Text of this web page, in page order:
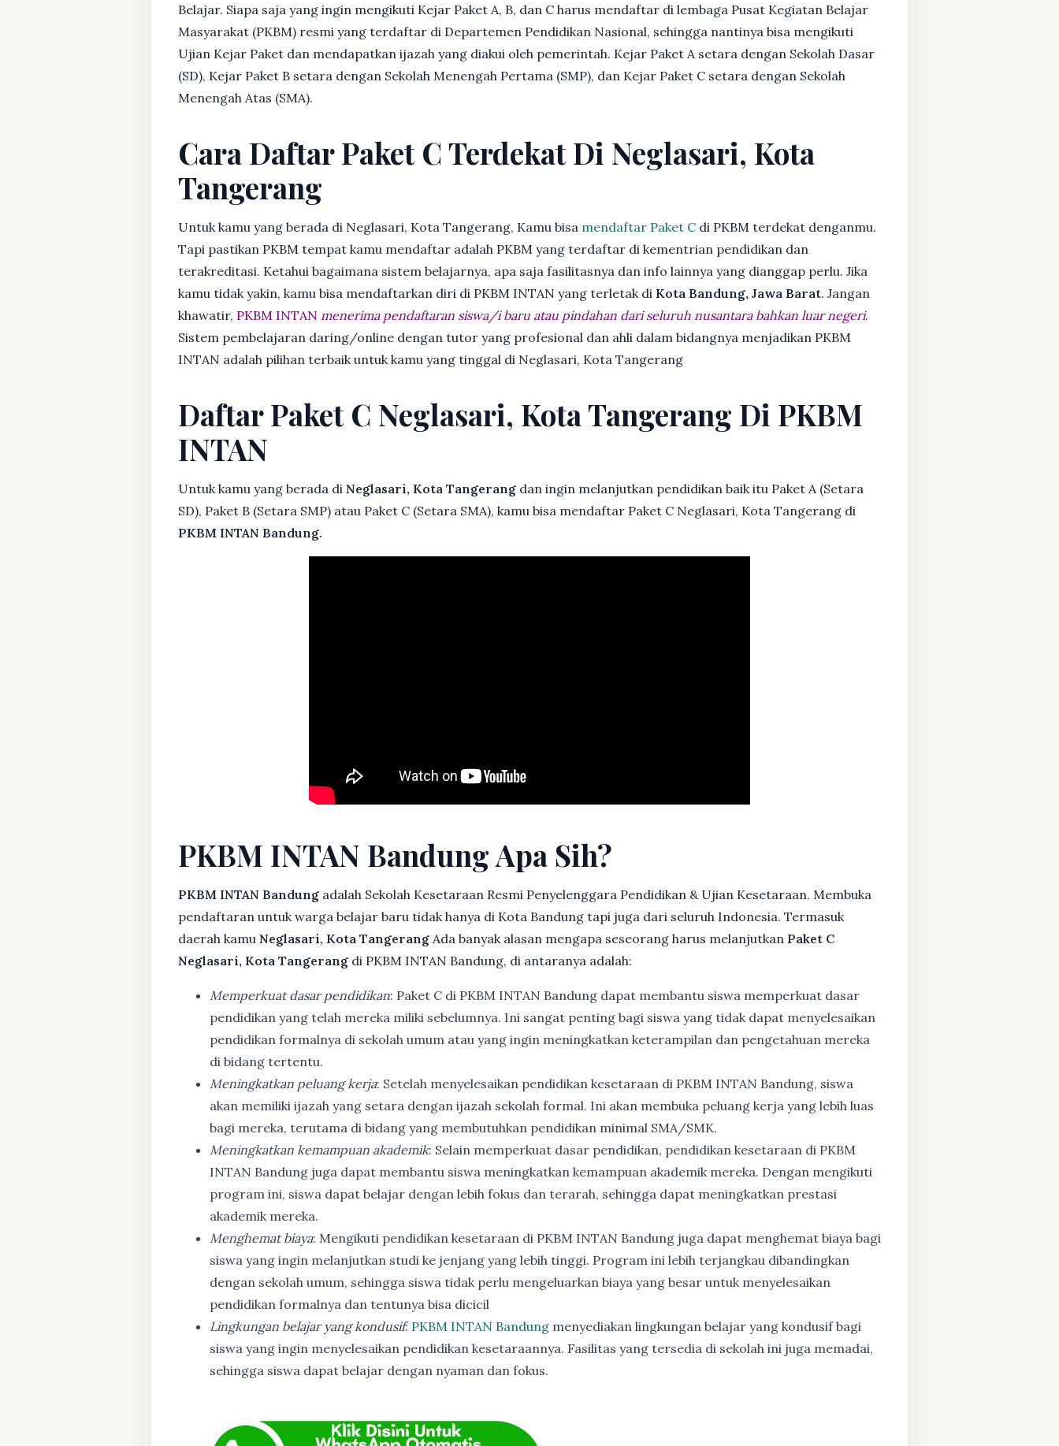
Belajar. Siapa saja yang ingin mengikuti Kejar Paket A, B, dan C harus mendaftar di lembaga Pusat Kegiatan Belajar
Masyarakat (PKBM) resmi yang terdaftar di Departemen Pendidikan Nasional, sehingga nantinya bisa mengikuti
Ujian Kejar Paket dan mendapatkan ijazah yang diakui oleh pemerintah. Kejar Paket A setara dengan Sekolah Dasar
(SD), Kejar Paket B setara dengan Sekolah Menengah Pertama (SMP), dan Kejar Paket C setara dengan Sekolah
Menengah Atas (SMA).
Cara Daftar Paket C Terdekat Di Neglasari, Kota
Tangerang
Untuk kamu yang berada di Neglasari, Kota Tangerang, Kamu bisa mendaftar Paket C di PKBM terdekat denganmu.
Tapi pastikan PKBM tempat kamu mendaftar adalah PKBM yang terdaftar di kementrian pendidikan dan
terakreditasi. Ketahui bagaimana sistem belajarnya, apa saja fasilitasnya dan info lainnya yang dianggap perlu. Jika
kamu tidak yakin, kamu bisa mendaftarkan diri di PKBM INTAN yang terletak di Kota Bandung, Jawa Barat. Jangan
khawatir, PKBM INTAN menerima pendaftaran siswa/i baru atau pindahan dari seluruh nusantara bahkan luar negeri.
Sistem pembelajaran daring/online dengan tutor yang profesional dan ahli dalam bidangnya menjadikan PKBM
INTAN adalah pilihan terbaik untuk kamu yang tinggal di Neglasari, Kota Tangerang
Daftar Paket C Neglasari, Kota Tangerang Di PKBM
INTAN
Untuk kamu yang berada di Neglasari, Kota Tangerang dan ingin melanjutkan pendidikan baik itu Paket A (Setara
SD), Paket B (Setara SMP) atau Paket C (Setara SMA), kamu bisa mendaftar Paket C Neglasari, Kota Tangerang di
PKBM INTAN Bandung.
PKBM INTAN Bandung Apa Sih?
PKBM INTAN Bandung adalah Sekolah Kesetaraan Resmi Penyelenggara Pendidikan & Ujian Kesetaraan. Membuka
pendaftaran untuk warga belajar baru tidak hanya di Kota Bandung tapi juga dari seluruh Indonesia. Termasuk
daerah kamu Neglasari, Kota Tangerang Ada banyak alasan mengapa seseorang harus melanjutkan Paket C
Neglasari, Kota Tangerang di PKBM INTAN Bandung, di antaranya adalah:
Memperkuat dasar pendidikan: Paket C di PKBM INTAN Bandung dapat membantu siswa memperkuat dasar
pendidikan yang telah mereka miliki sebelumnya. Ini sangat penting bagi siswa yang tidak dapat menyelesaikan
pendidikan formalnya di sekolah umum atau yang ingin meningkatkan keterampilan dan pengetahuan mereka
di bidang tertentu.
Meningkatkan peluang kerja: Setelah menyelesaikan pendidikan kesetaraan di PKBM INTAN Bandung, siswa
akan memiliki ijazah yang setara dengan ijazah sekolah formal. Ini akan membuka peluang kerja yang lebih luas
bagi mereka, terutama di bidang yang membutuhkan pendidikan minimal SMA/SMK.
Meningkatkan kemampuan akademik: Selain memperkuat dasar pendidikan, pendidikan kesetaraan di PKBM
INTAN Bandung juga dapat membantu siswa meningkatkan kemampuan akademik mereka. Dengan mengikuti
program ini, siswa dapat belajar dengan lebih fokus dan terarah, sehingga dapat meningkatkan prestasi
akademik mereka.
Menghemat biaya: Mengikuti pendidikan kesetaraan di PKBM INTAN Bandung juga dapat menghemat biaya bagi
siswa yang ingin melanjutkan studi ke jenjang yang lebih tinggi. Program ini lebih terjangkau dibandingkan
dengan sekolah umum, sehingga siswa tidak perlu mengeluarkan biaya yang besar untuk menyelesaikan
pendidikan formalnya dan tentunya bisa dicicil
Lingkungan belajar yang kondusif: PKBM INTAN Bandung menyediakan lingkungan belajar yang kondusif bagi
siswa yang ingin menyelesaikan pendidikan kesetaraannya. Fasilitas yang tersedia di sekolah ini juga memadai,
sehingga siswa dapat belajar dengan nyaman dan fokus.